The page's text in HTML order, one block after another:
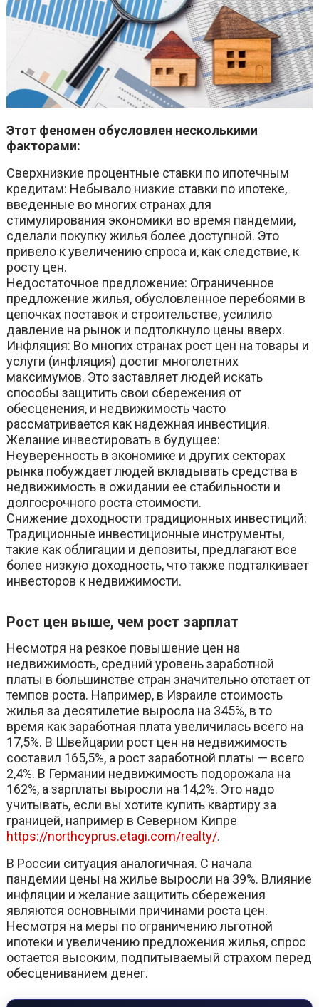
Этот феномен обусловлен несколькими
факторами:
Сверхнизкие процентные ставки по ипотечным
кредитам: Небывало низкие ставки по ипотеке,
введенные во многих странах для
стимулирования экономики во время пандемии,
сделали покупку жилья более доступной. Это
привело к увеличению спроса и, как следствие, к
росту цен.
Недостаточное предложение: Ограниченное
предложение жилья, обусловленное перебоями в
цепочках поставок и строительстве, усилило
давление на рынок и подтолкнуло цены вверх.
Инфляция: Во многих странах рост цен на товары и
услуги (инфляция) достиг многолетних
максимумов. Это заставляет людей искать
способы защитить свои сбережения от
обесценения, и недвижимость часто
рассматривается как надежная инвестиция.
Желание инвестировать в будущее:
Неуверенность в экономике и других секторах
рынка побуждает людей вкладывать средства в
недвижимость в ожидании ее стабильности и
долгосрочного роста стоимости.
Снижение доходности традиционных инвестиций:
Традиционные инвестиционные инструменты,
такие как облигации и депозиты, предлагают все
более низкую доходность, что также подталкивает
инвесторов к недвижимости.
Рост цен выше, чем рост зарплат
Несмотря на резкое повышение цен на
недвижимость, средний уровень заработной
платы в большинстве стран значительно отстает от
темпов роста. Например, в Израиле стоимость
жилья за десятилетие выросла на 345%, в то
время как заработная плата увеличилась всего на
17,5%. В Швейцарии рост цен на недвижимость
составил 165,5%, а рост заработной платы — всего
2,4%. В Германии недвижимость подорожала на
162%, а зарплаты выросли на 14,2%. Это надо
учитывать, если вы хотите купить квартиру за
границей, например в Северном Кипре
https://northcyprus.etagi.com/realty/.
В России ситуация аналогичная. С начала
пандемии цены на жилье выросли на 39%. Влияние
инфляции и желание защитить сбережения
являются основными причинами роста цен.
Несмотря на меры по ограничению льготной
ипотеки и увеличению предложения жилья, спрос
остается высоким, подпитываемый страхом перед
обесцениванием денег.